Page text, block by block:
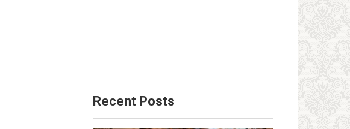
Recent Posts